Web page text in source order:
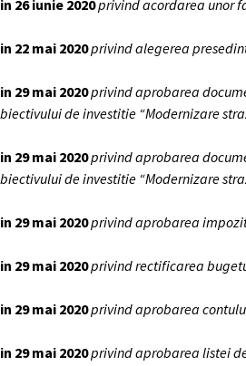
26 iunie 2020privind acordarea unor
22 mai 2020privind alegerea
29 mai 2020privind aprobarea
de investitie “Modernizare
29 mai 2020privind aprobarea
de investitie “Modernizare
29 mai 2020privind aprobarea
29 mai 2020privind rectificarea
29 mai 2020privind aprobarea
29 mai 2020privind aprobarea listei